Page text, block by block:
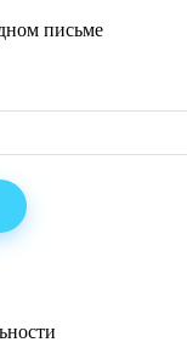
письме